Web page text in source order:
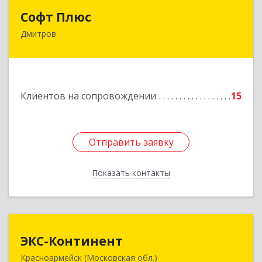
Софт Плюс
Дмитров
Клиентов на сопровождении 15
Отправить заявку
Показать контакты
141851, Московская обл, г.о. Дмитровский,
Отправить заявку
Назад
ЭКС-Континент
Красноармейск (Московская обл.)